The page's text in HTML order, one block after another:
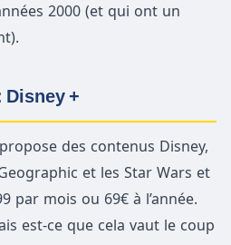
2000 (et qui ont un
+
des contenus Disney,
et les Star Wars et
par mois ou 69€ à l’année.
est-ce que cela vaut le coup